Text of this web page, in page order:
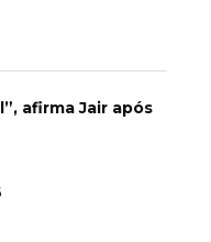
afirma Jair após